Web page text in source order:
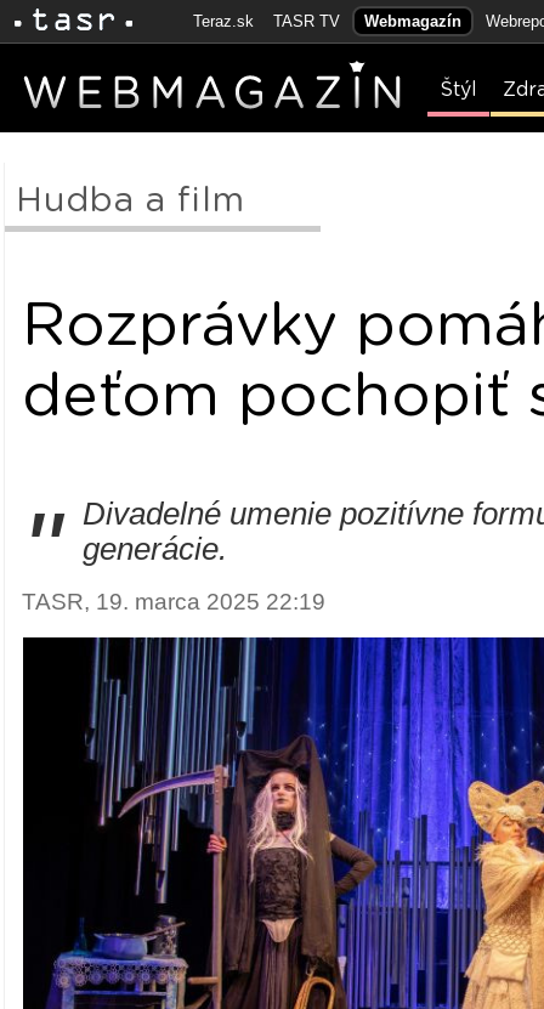
Teraz.sk TASR TV Webmagazín
Štýl
Hudba a film
Rozprávky
deťom pochopiť
"
Divadelné umenie pozitívne
generácie.
TASR, 19. marca 2025 22:19